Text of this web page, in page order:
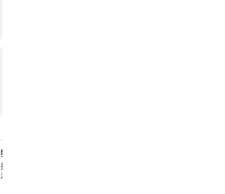
獨特銀喉長尾山雀主題客房
探索特別設計的銀喉長尾山雀主題客房，裡面裝飾著迷人
和攝影作品，為你帶來愉悅而沉浸式的體驗。